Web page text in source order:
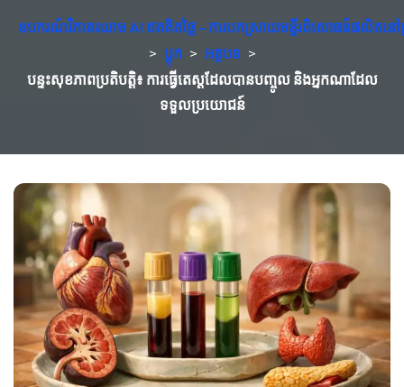
ឧបករណ៍វិភាគឈាម AI ឥតគិតថ្លៃ - ការបកស្រាយមន្ទីរពិសោធន៍ផលិតន
> ប្លុក > អត្ថបទ >
បន្ទះសុខភាពប្រតិបត្តិ៖ ការធ្វើតេស្តដែលបានបញ្ចូល និងអ្នកណាដែល
ទទួលប្រយោជន៍